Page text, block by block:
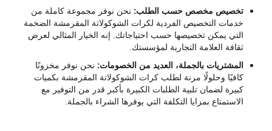
تخصيص مخصص حسب الطلب: نحن نوفر مجموعة كاملة من
خدمات التخصيص الفردية لكرات الشوكولاتة المقرمشة الضخمة
التي يمكن تخصيصها حسب احتياجاتك. إنه الخيار المثالي لعرض
ثقافة العلامة التجارية لمؤسستك.
المشتريات بالجملة، العديد من الخصومات: نحن نوفر مخزونًا
كافيًا وحلولًا مرنة لطلب كرات الشوكولاتة المقرمشة بكميات
كبيرة لضمان تلبية الطلبات الكبيرة بأكبر قدر من التوفير مع
الاستمتاع بمزايا التكلفة التي يوفرها الشراء بالجملة.